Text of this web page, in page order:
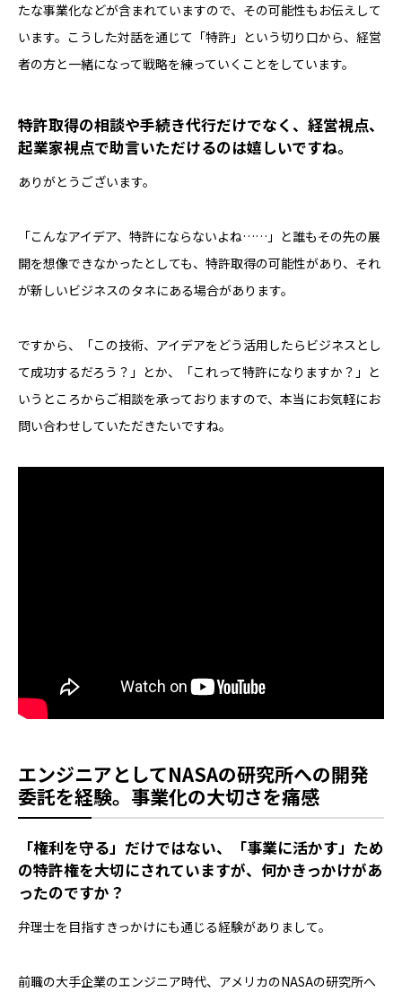
たな事業化などが含まれていますので、その可能性もお伝えして
います。こうした対話を通じて「特許」という切り口から、経営
者の方と一緒になって戦略を練っていくことをしています。
――特許取得の相談や手続き代行だけでなく、経営視点、
起業家視点で助言いただけるのは嬉しいですね。
ありがとうございます。
「こんなアイデア、特許にならないよね……」と誰もその先の展
開を想像できなかったとしても、特許取得の可能性があり、それ
が新しいビジネスのタネにある場合があります。
ですから、「この技術、アイデアをどう活用したらビジネスとし
て成功するだろう？」とか、「これって特許になりますか？」と
いうところからご相談を承っておりますので、本当にお気軽にお
問い合わせしていただきたいですね。
エンジニアとしてNASAの研究所への開発
委託を経験。事業化の大切さを痛感
――「権利を守る」だけではない、「事業に活かす」ため
の特許権を大切にされていますが、何かきっかけがあ
ったのですか？
弁理士を目指すきっかけにも通じる経験がありまして。
前職の大手企業のエンジニア時代、アメリカのNASAの研究所へ